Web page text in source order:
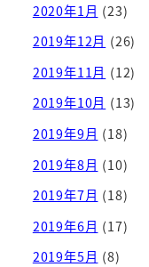
2020年1月 (23)
2019年12月 (26)
2019年11月 (12)
2019年10月 (13)
2019年9月 (18)
2019年8月 (10)
2019年7月 (18)
2019年6月 (17)
2019年5月 (8)